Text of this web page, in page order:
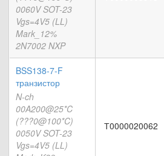
0060V SOT-23
Vgs=4V5 (LL)
Mark_12%
2N7002 NXP
BSS138-7-F
транзистор
N-ch
00A200@25*C
(???0@100*C)
0050V SOT-23
Vgs=4V5 (LL)
Т0000020062